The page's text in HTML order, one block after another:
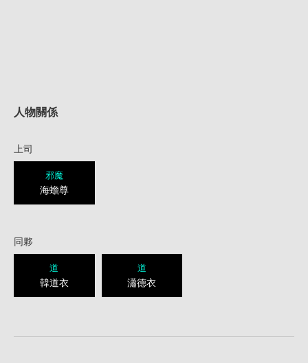
人物關係
上司
邪魔
海蟾尊
同夥
道
韓道衣
道
瀟德衣